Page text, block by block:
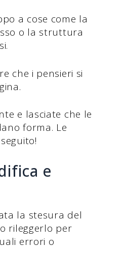
a cose come la
o la struttura
che i pensieri si
e lasciate che le
forma. Le
e
la stesura del
rileggerlo per
errori o